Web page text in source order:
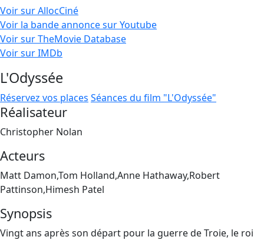
Voir sur AllocCiné
Voir la bande annonce sur Youtube
Voir sur TheMovie Database
Voir sur IMDb
L'Odyssée
Réservez vos places Séances du film "L'Odyssée"
Réalisateur
Christopher Nolan
Acteurs
Matt Damon,Tom Holland,Anne Hathaway,Robert
Pattinson,Himesh Patel
Synopsis
Vingt ans après son départ pour la guerre de Troie, le roi